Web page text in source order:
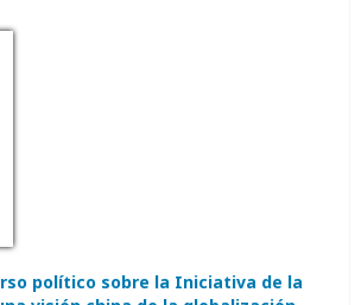
político sobre la Iniciativa de la